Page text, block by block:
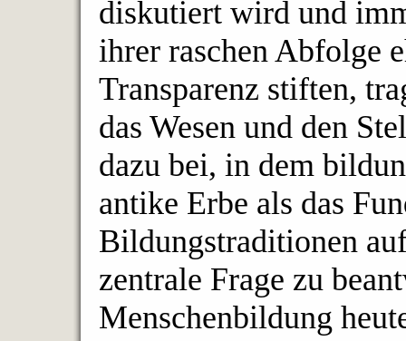
diskutiert wird und
ihrer raschen Abfolge
Transparenz stiften,
das Wesen und den
dazu bei, in dem
antike Erbe als das
Bildungstraditionen
zentrale Frage zu
Menschenbildung